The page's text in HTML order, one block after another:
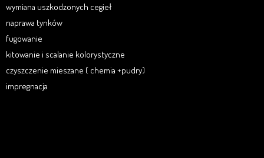
wymiana uszkodzonych cegieł
naprawa tynków
fugowanie
kitowanie i scalanie kolorystyczne
czyszczenie mieszane ( chemia +pudry)
impregnacja